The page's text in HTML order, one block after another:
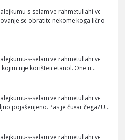
s-selam ve rahmetullahi ve
se obratite nekome koga lično
s-selam ve rahmetullahi ve
nije korišten etanol. One u…
s-selam ve rahmetullahi ve
pojašenjeno. Pas je čuvar čega? U…
s-selam ve rahmetullahi ve